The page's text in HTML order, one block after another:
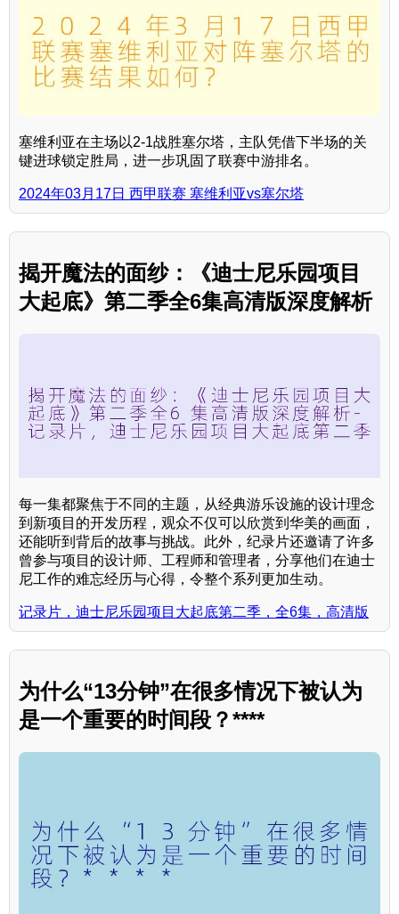
塞维利亚在主场以2-1战胜塞尔塔，主队凭借下半场的关
键进球锁定胜局，进一步巩固了联赛中游排名。
2024年03月17日 西甲联赛 塞维利亚vs塞尔塔
揭开魔法的面纱：《迪士尼乐园项目
大起底》第二季全6集高清版深度解析
每一集都聚焦于不同的主题，从经典游乐设施的设计理念
到新项目的开发历程，观众不仅可以欣赏到华美的画面，
还能听到背后的故事与挑战。此外，纪录片还邀请了许多
曾参与项目的设计师、工程师和管理者，分享他们在迪士
尼工作的难忘经历与心得，令整个系列更加生动。
记录片，迪士尼乐园项目大起底第二季，全6集，高清版
为什么“13分钟”在很多情况下被认为
是一个重要的时间段？****